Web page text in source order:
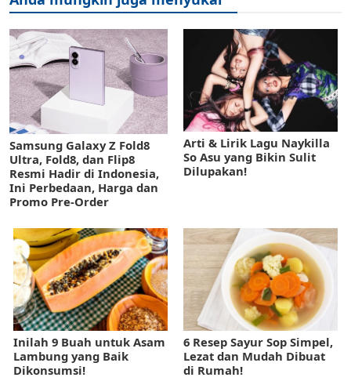
Samsung Galaxy Z Fold8
Ultra, Fold8, dan Flip8
Resmi Hadir di Indonesia,
Ini Perbedaan, Harga dan
Promo Pre-Order
Arti & Lirik Lagu Naykilla
So Asu yang Bikin Sulit
Dilupakan!
Inilah 9 Buah untuk Asam
Lambung yang Baik
Dikonsumsi!
6 Resep Sayur Sop Simpel,
Lezat dan Mudah Dibuat
di Rumah!